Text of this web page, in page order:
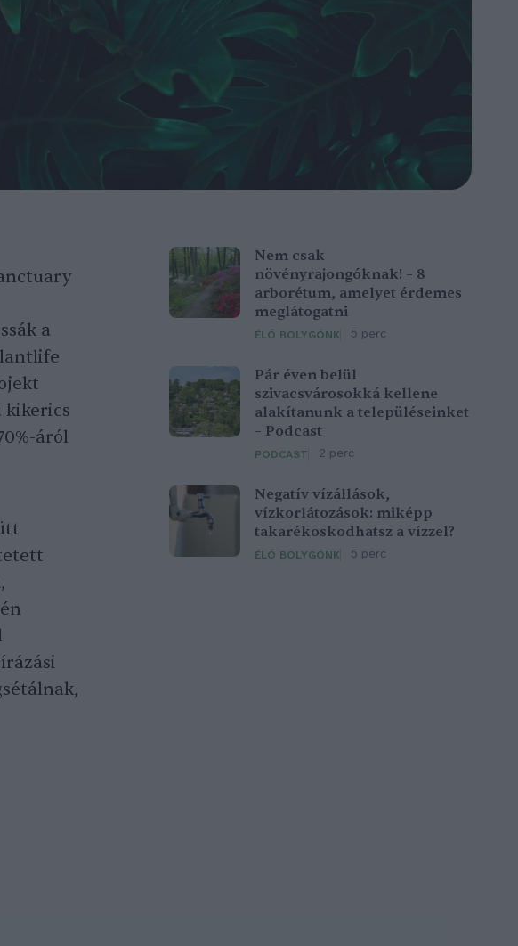
a
kikerics
áról
Nem csak
növényrajongóknak! – 8
arborétum, amelyet érdemes
meglátogatni
ÉLŐ BOLYGÓNK 5 perc
Pár éven belül
szivacsvárosokká kellene
alakítanunk a településeinket
– Podcast
PODCAST 2 perc
Negatív vízállások,
vízkorlátozások: miképp
takarékoskodhatsz a vízzel?
ÉLŐ BOLYGÓNK 5 perc